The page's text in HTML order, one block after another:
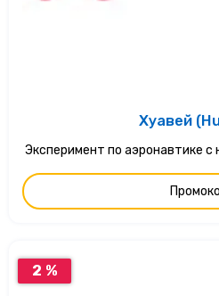
Хуавей
Эксперимент по аэронавтике с
2 %